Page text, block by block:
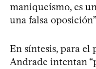
maniqueísmo, es
una falsa
En síntesis, para el
Andrade intentan